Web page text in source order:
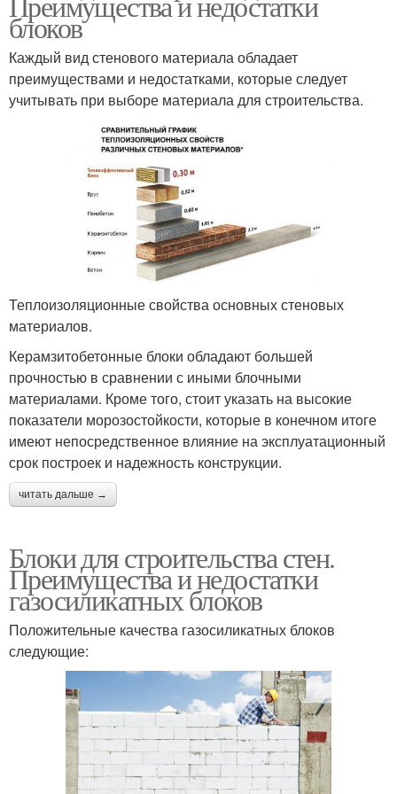
блоков
Каждый вид стенового материала обладает
преимуществами и недостатками, которые следует
учитывать при выборе материала для строительства.
Теплоизоляционные свойства основных стеновых
материалов.
Керамзитобетонные блоки обладают большей
прочностью в сравнении с иными блочными
материалами. Кроме того, стоит указать на высокие
показатели морозостойкости, которые в конечном итоге
имеют непосредственное влияние на эксплуатационный
срок построек и надежность конструкции.
читать дальше →
Блоки для строительства стен.
Преимущества и недостатки
газосиликатных блоков
Положительные качества газосиликатных блоков
следующие: